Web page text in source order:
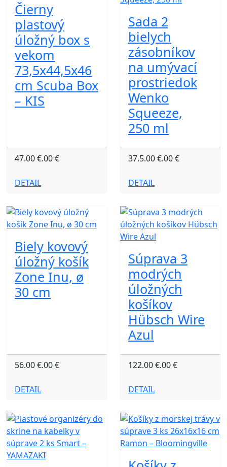
Čierny
plastový
úložný box s
vekom
73,5x44,5x46
cm Scuba Box
– KIS
47.00 €.00 €
DETAIL
Sada 2
bielych
zásobníkov
na umývací
prostriedok
Wenko
Squeeze,
250 ml
37.5.00 €.00 €
DETAIL
Biely kovový
úložný košík
Zone Inu, ø
30 cm
56.00 €.00 €
DETAIL
Súprava 3
modrých
úložných
košíkov
Hübsch Wire
Azul
122.00 €.00 €
DETAIL